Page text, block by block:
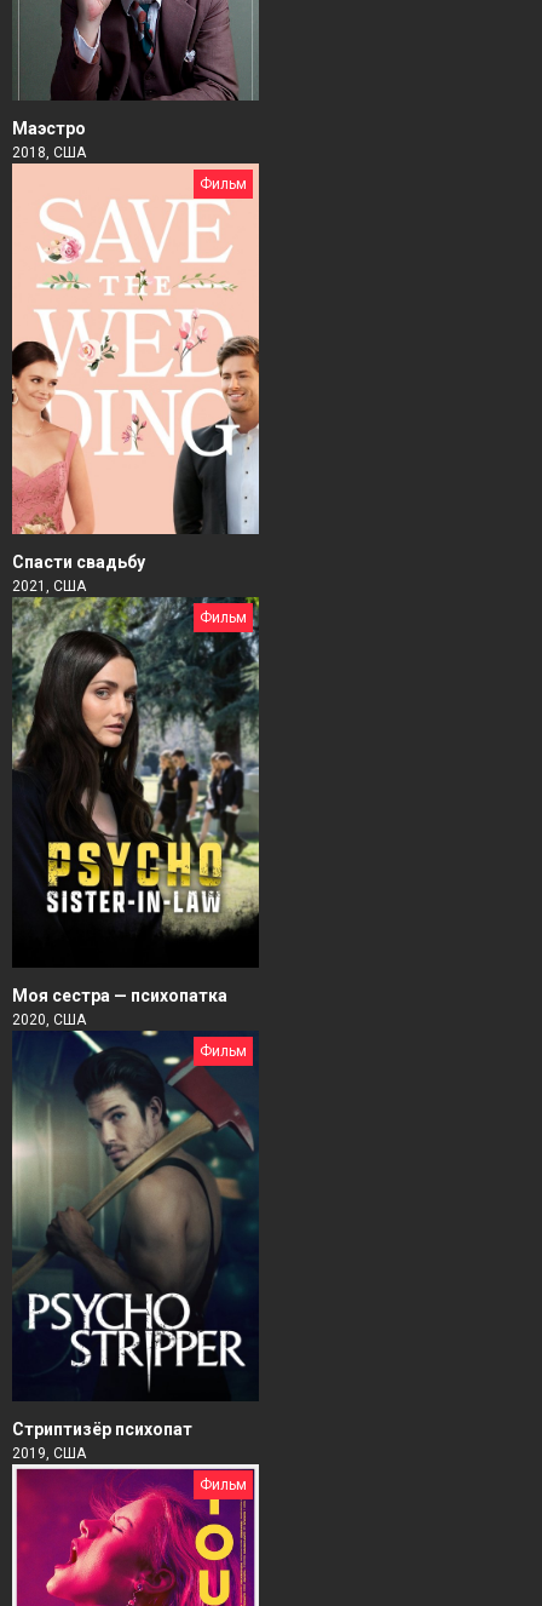
Маэстро
2018, США
Фильм
Спасти свадьбу
2021, США
Фильм
Моя сестра — психопатка
2020, США
Фильм
Стриптизёр психопат
2019, США
Фильм